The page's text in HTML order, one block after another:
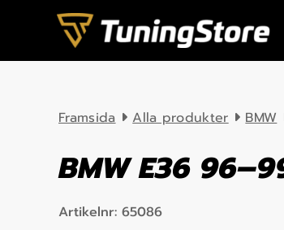
Skip to content
Framsida Alla produkter BMW
BMW E36
Artikelnr: 65086